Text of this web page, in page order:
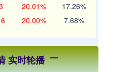
20.01% 17.26%
20.00% 7.68%
实时轮播